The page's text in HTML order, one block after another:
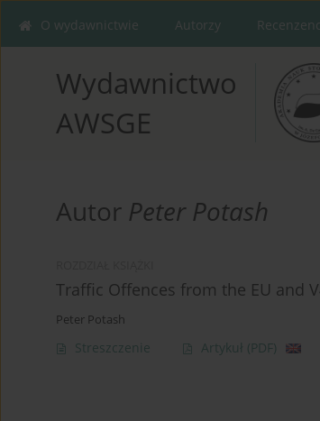
O wydawnictwie Autorzy Recenzenci
Wydawnictwo
AWSGE
Autor Peter Potash
Traffic Offences from the EU and
Peter Potash
Streszczenie Artykuł (PDF)